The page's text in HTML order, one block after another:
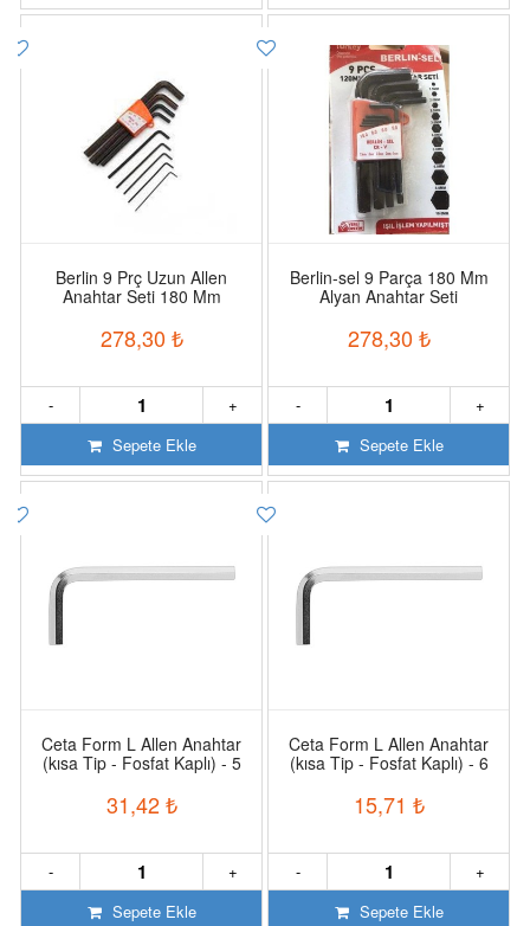
Berlin 9 Prç Uzun Allen
Anahtar Seti 180 Mm
278,30 ₺
+
-
Sepete Ekle
Berlin-sel 9 Parça 180 Mm
Alyan Anahtar Seti
278,30 ₺
+
-
Sepete Ekle
Ceta Form L Allen Anahtar
(kısa Tip - Fosfat Kaplı) - 5
31,42₺
+
-
Sepete Ekle
Ceta Form L Allen Anahtar
(kısa Tip - Fosfat Kaplı) - 6
15,71 ₺
+
-
Sepete Ekle